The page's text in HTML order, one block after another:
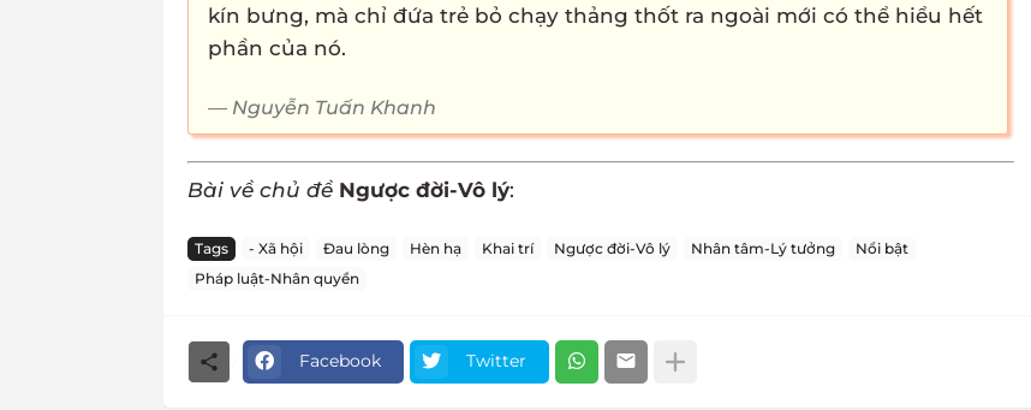
kín bưng, mà chỉ đứa trẻ bỏ chạy thảng thốt ra ngoài mới có thể hiểu hết
phần của nó.
Nguyễn Tuấn Khanh
Bài về chủ đề Ngược đời-Vô lý:
Tags - Xã hội Đau lòng Hèn hạ Khai trí Ngược đời-Vô lý Nhân tâm-Lý tưởng
Nổi bật
Pháp luật-Nhân quyền
Facebook Twitter